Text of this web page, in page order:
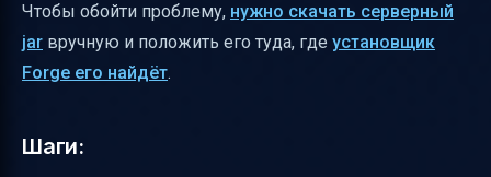
Чтобы обойти проблему, нужно скачать серверный
jar вручную и положить его туда, где установщик
Forge его найдёт.
Шаги: